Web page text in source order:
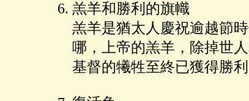
羔羊和勝利的旗幟
羔羊是猶太人慶祝逾越節
哪，上帝的羔羊，除掉世
基督的犧牲至終已獲得勝